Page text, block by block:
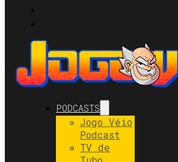
PODCASTS
Jogo Véio
Podcast
TV de